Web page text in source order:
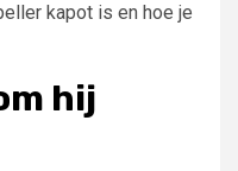
kapot is en hoe je
hij